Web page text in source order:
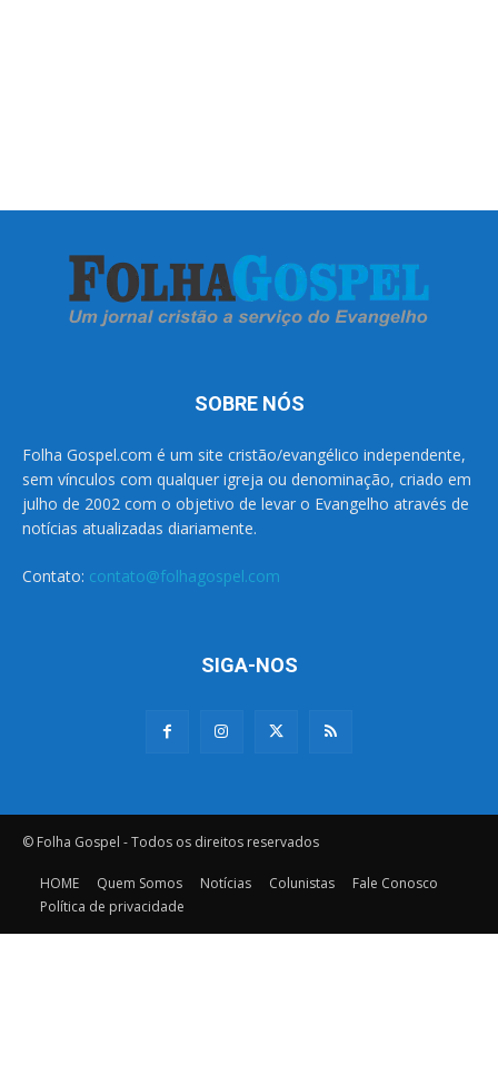
SOBRE NÓS
Folha Gospel.com é um site cristão/evangélico independente,
sem vínculos com qualquer igreja ou denominação, criado em
julho de 2002 com o objetivo de levar o Evangelho através de
notícias atualizadas diariamente.
Contato: contato@folhagospel.com
SIGA-NOS
© Folha Gospel - Todos os direitos reservados
HOME Quem Somos Notícias Colunistas
Fale Conosco
Política de privacidade